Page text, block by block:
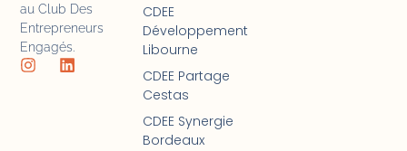
au Club Des
Entrepreneurs
Engagés.
CDEE
Développement
Libourne
CDEE Partage
Cestas
CDEE Synergie
Bordeaux